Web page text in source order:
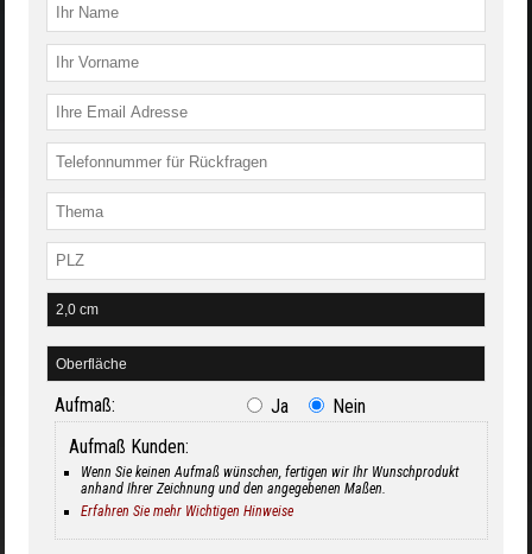
Aufmaß: Ja
Nein
Aufmaß Kunden:
Wenn Sie keinen Aufmaß wünschen, fertigen wir Ihr Wunschprodukt
anhand Ihrer Zeichnung und den angegebenen Maßen.
Erfahren Sie mehr Wichtigen Hinweise